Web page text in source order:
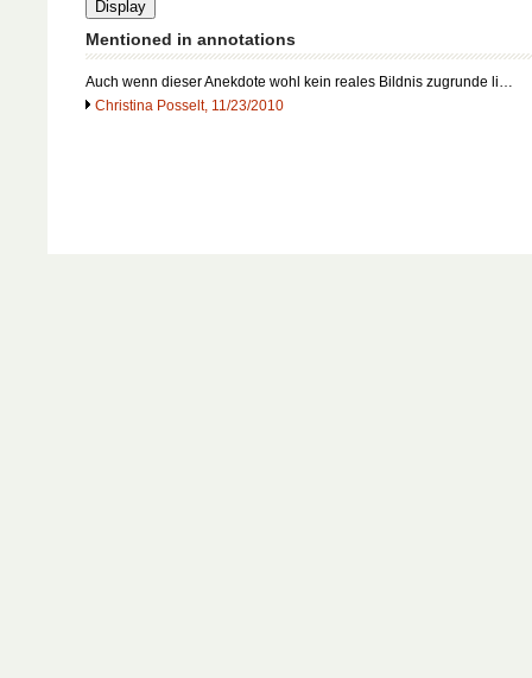
Mentioned in annotations
Auch wenn dieser Anekdote wohl kein reales Bildnis zugrunde li…
Christina Posselt, 11/23/2010